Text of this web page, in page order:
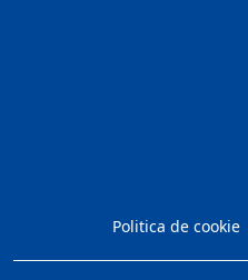
Politica de cookie